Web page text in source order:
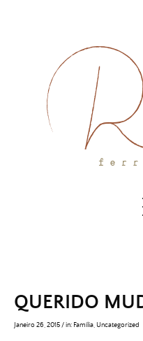
QUERIDO
Janeiro 26, 2015/in: Família Uncategorized